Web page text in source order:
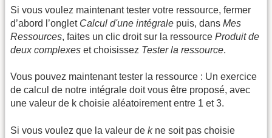
Si vous voulez maintenant tester votre ressource, fermer
d’abord l’onglet Calcul d'une intégrale puis, dans Mes
Ressources, faites un clic droit sur la ressource Produit de
deux complexes et choisissez Tester la ressource.
Vous pouvez maintenant tester la ressource : Un exercice
de calcul de notre intégrale doit vous être proposé, avec
une valeur de k choisie aléatoirement entre 1 et 3.
Si vous voulez que la valeur de kne soit pas choisie